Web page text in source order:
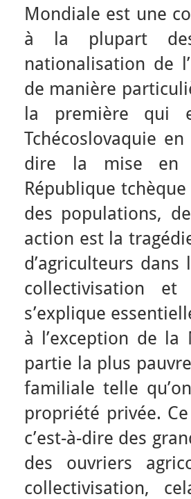
Mondiale est une
à la plupart
nationalisation de
de manière
la première qui
Tchécoslovaquie
dire la mise en
République
des populations,
action est la
d’agriculteurs
collectivisation
s’explique
à l’exception de la
partie la plus
familiale telle
propriété privée.
c’est-à-dire des
des ouvriers
collectivisation,